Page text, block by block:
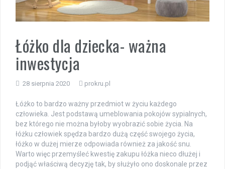
Łóżko dla dziecka- ważna
inwestycja
28 sierpnia 2020 prokru.pl
Łóżko to bardzo ważny przedmiot w życiu każdego
człowieka. Jest podstawą umeblowania pokojów sypialnych,
bez którego nie można byłoby wyobrazić sobie życia. Na
łóżku człowiek spędza bardzo dużą część swojego życia,
łóżko w dużej mierze odpowiada również za jakość snu.
Warto więc przemyśleć kwestię zakupu łóżka nieco dłużej i
podjąć właściwą decyzję tak, by służyło ono doskonale przez